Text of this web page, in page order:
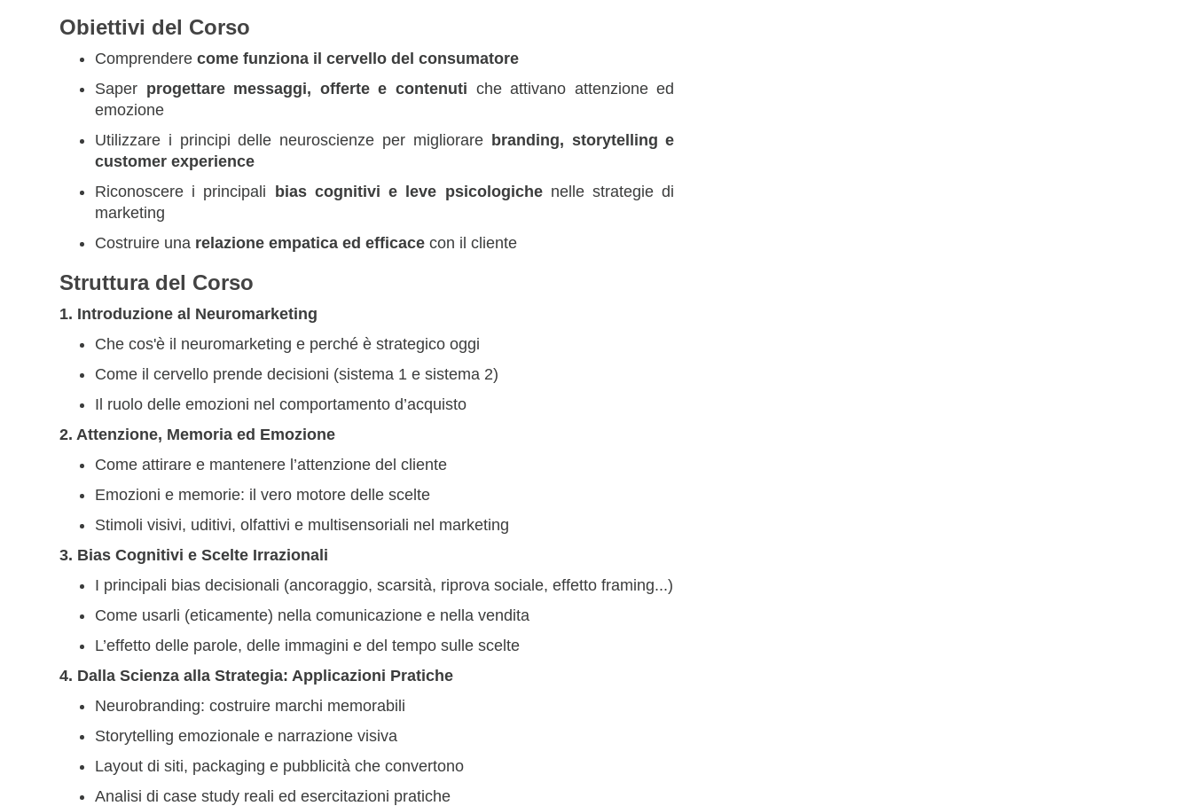
Obiettivi del Corso
Comprendere come funziona il cervello del consumatore
Saper progettare messaggi, offerte e contenuti che attivano attenzione ed
emozione
Utilizzare i principi delle neuroscienze per migliorare branding, storytelling e
customer experience
Riconoscere i principali bias cognitivi e leve psicologichenelle strategie di
marketing
Costruire una relazione empatica ed efficace con il cliente
Struttura del Corso
1. Introduzione al Neuromarketing
Che cos'è il neuromarketing e perché è strategico oggi
Come il cervello prende decisioni (sistema 1 e sistema 2)
Il ruolo delle emozioni nel comportamento d’acquisto
2. Attenzione, Memoria ed Emozione
Come attirare e mantenere l’attenzione del cliente
Emozioni e memorie: il vero motore delle scelte
Stimoli visivi, uditivi, olfattivi e multisensoriali nel marketing
3. Bias Cognitivi e Scelte Irrazionali
I principali bias decisionali (ancoraggio, scarsità, riprova sociale, effetto framing...)
Come usarli (eticamente) nella comunicazione e nella vendita
L’effetto delle parole, delle immagini e del tempo sulle scelte
4. Dalla Scienza alla Strategia: Applicazioni Pratiche
Neurobranding: costruire marchi memorabili
Storytelling emozionale e narrazione visiva
Layout di siti, packaging e pubblicità che convertono
Analisi di case study reali ed esercitazioni pratiche